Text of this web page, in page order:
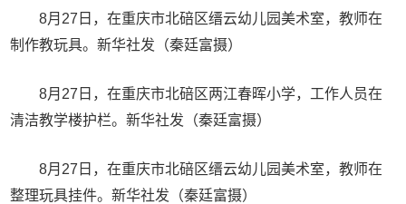
8月27日，在重庆市北碚区缙云幼儿园美术室，教师在
制作教玩具。新华社发（秦廷富摄）
8月27日，在重庆市北碚区两江春晖小学，工作人员在
清洁教学楼护栏。新华社发（秦廷富摄）
8月27日，在重庆市北碚区缙云幼儿园美术室，教师在
整理玩具挂件。新华社发（秦廷富摄）